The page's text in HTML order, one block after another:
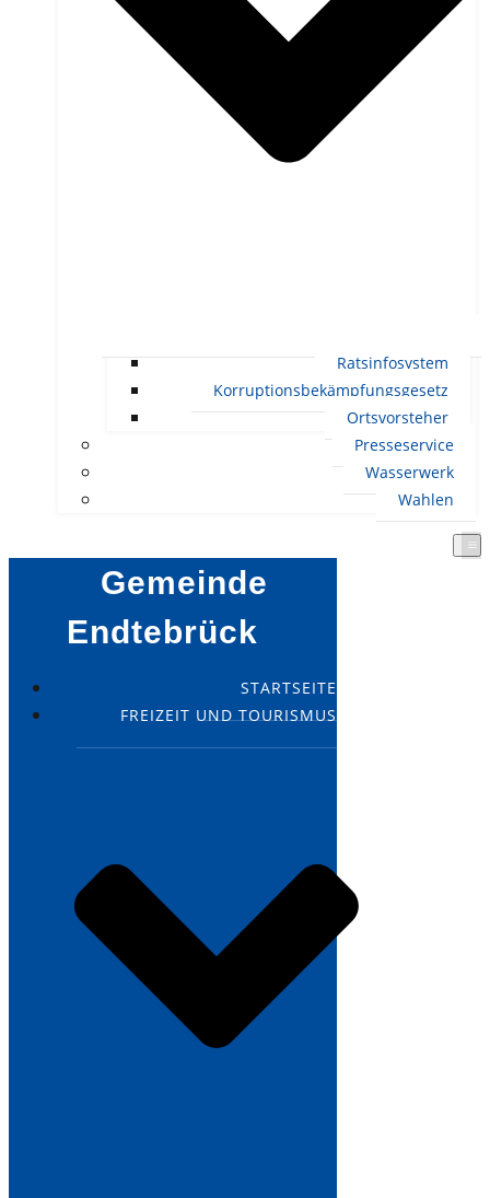
Ratsinfosystem
Korruptionsbekämpfungsgesetz
Ortsvorsteher
Presseservice
Wasserwerk
Wahlen
Gemeinde
Endtebrück
STARTSEITE
FREIZEIT UND TOURISMUS